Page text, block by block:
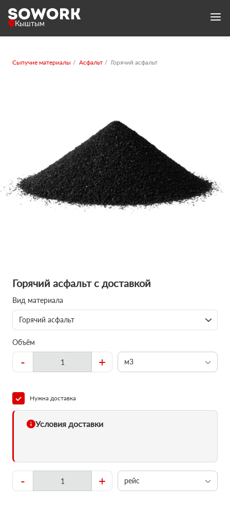
Кыштым
Сыпучие материалы Асфальт Горячий асфальт
Горячий асфальт с доставкой
Вид материала
Горячий асфальт
Объём
- + м3
Нужна доставка
Условия доставки
- + рейс